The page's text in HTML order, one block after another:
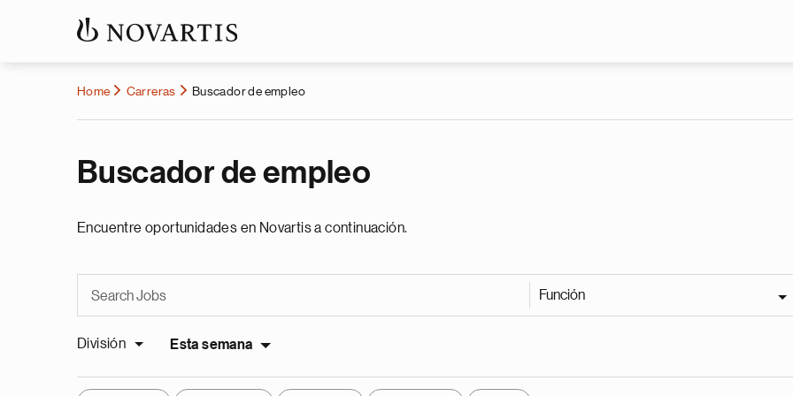
Home Carreras Buscador de empleo
Buscador de empleo
Encuentre oportunidades en Novartis a continuación.
Función
División Esta semana